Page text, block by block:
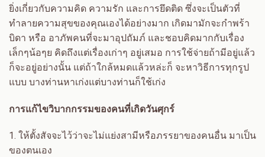
ยิ่งเกี่ยวกับความคิด ความรัก และการยึดติด ซึ่งจะเป็นตัวที่
ทำลายความสุขของคุณเองได้อย่างมาก เกิดมามักจะกำพร้า
บิดา หรือ อาภัพคนที่จะมาอุปถัมภ์ และชอบคิดมากกับเรื่อง
เล็กๆน้อๆย คิดถึงแต่เรื่องเก่าๆ อยู่เสมอ การใช้จ่ายถ้ามีอยู่แล้ว
ก็จะอยู่อย่างนั้น แต่ถ้าใกล้หมดแล้วหล่ะก็ จะหาวิธีการทุกรูป
แบบ บางท่านหาเก่งแต่บางท่านก็ใช้เก่ง
การแก้ไขวิบากกรรมของคนที่เกิดวันศุกร์
1. ให้ตั้งสัจจะไว้ว่าจะไม่แย่งสามีหรือภรรยาของคนอื่น มาเป็น
ของตนเอง